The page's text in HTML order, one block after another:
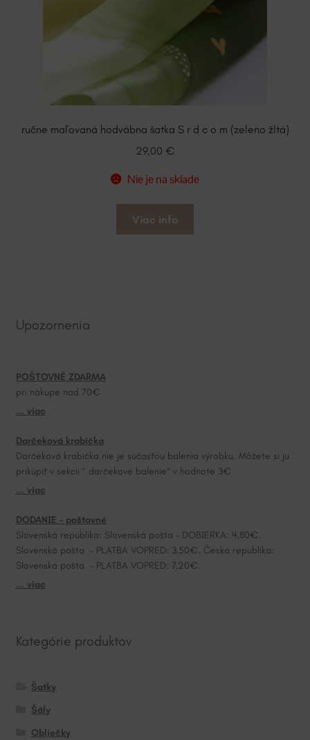
ručne maľovaná hodvábna šatka S r d c o m (zeleno žltá)
29,00 €
Nie je na sklade
Viac info
Upozornenia
POŠTOVNÉ ZDARMA
pri nákupe nad 70€
... viac
Darčeková krabička
Darčeková krabička nie je súčasťou balenia výrobku. Môžete si ju
prikúpiť v sekcii “ darčekové balenie“ v hodnote 3€
... viac
DODANIE – poštovné
Slovenská republika: Slovenská pošta – DOBIERKA: 4,80€.
Slovenská pošta – PLATBA VOPRED: 3,50€. Česká republika:
Slovenská pošta – PLATBA VOPRED: 7,20€.
... viac
Kategórie produktov
Šatky
Šály
Obliečky